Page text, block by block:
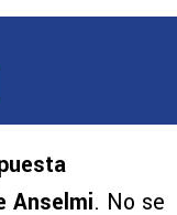
Anselmi. No se